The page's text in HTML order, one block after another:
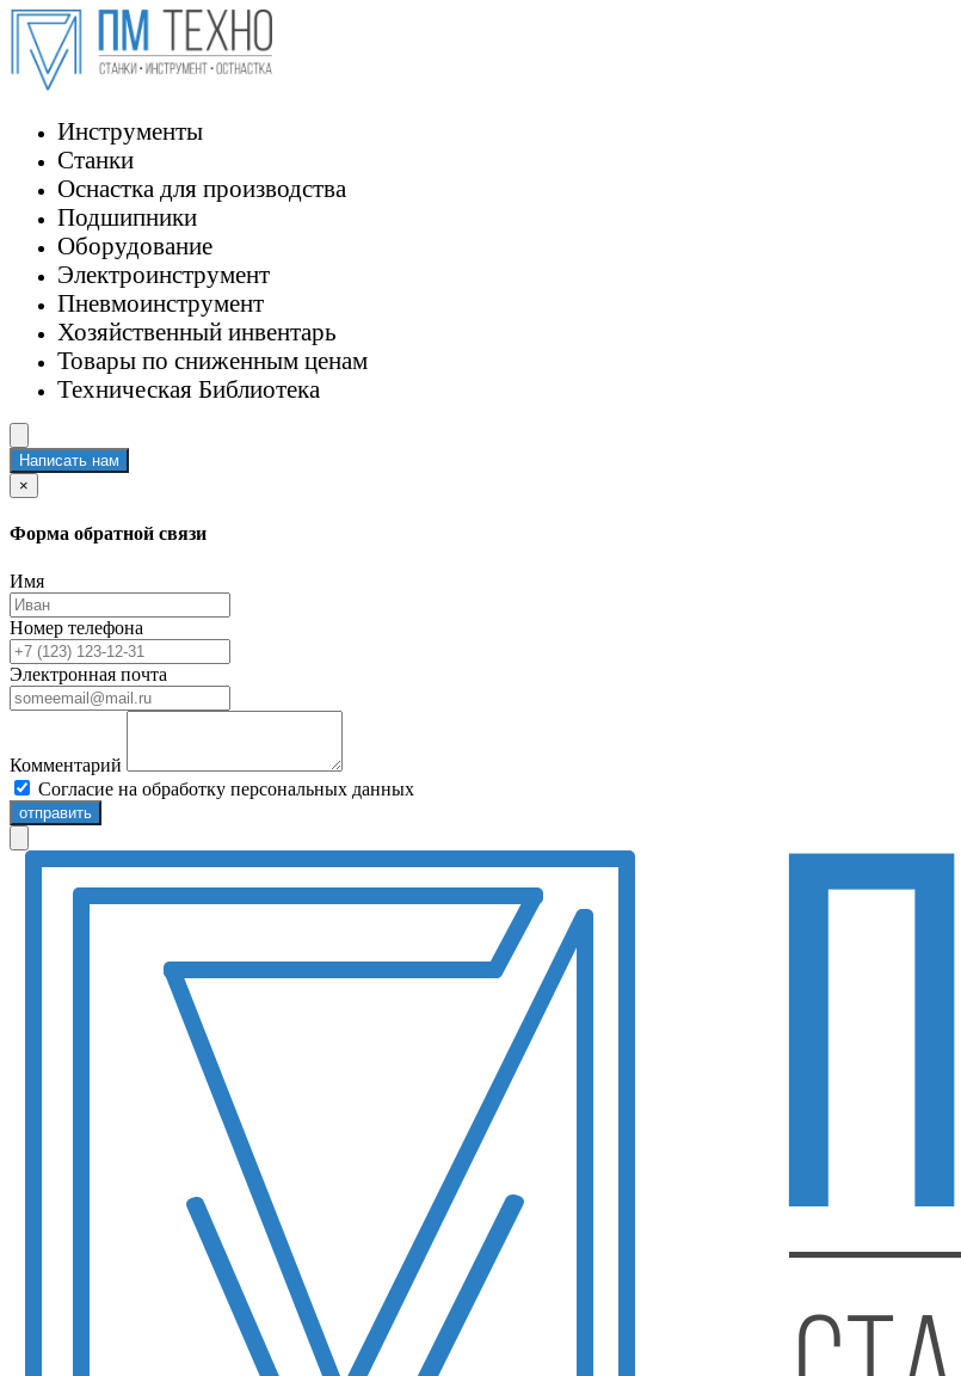
Инструменты
Станки
Оснастка для производства
Подшипники
Оборудование
Электроинструмент
Пневмоинструмент
Хозяйственный инвентарь
Товары по сниженным ценам
Техническая Библиотека
Написать нам
×
Форма обратной связи
Имя
Номер телефона
Электронная почта
Комментарий
Согласие на обработку персональных данных
отправить